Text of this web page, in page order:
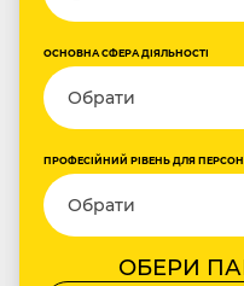
ОСНОВНА СФЕРА ДІЯЛЬНОСТІ
ПРОФЕСІЙНИЙ РІВЕНЬ ДЛЯ
ОБЕРИ